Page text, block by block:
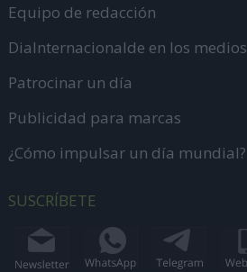
Equipo de redacción
DiaInternacionalde en los medios
Patrocinar un día
Publicidad para marcas
¿Cómo impulsar un día mundial?
SUSCRÍBETE